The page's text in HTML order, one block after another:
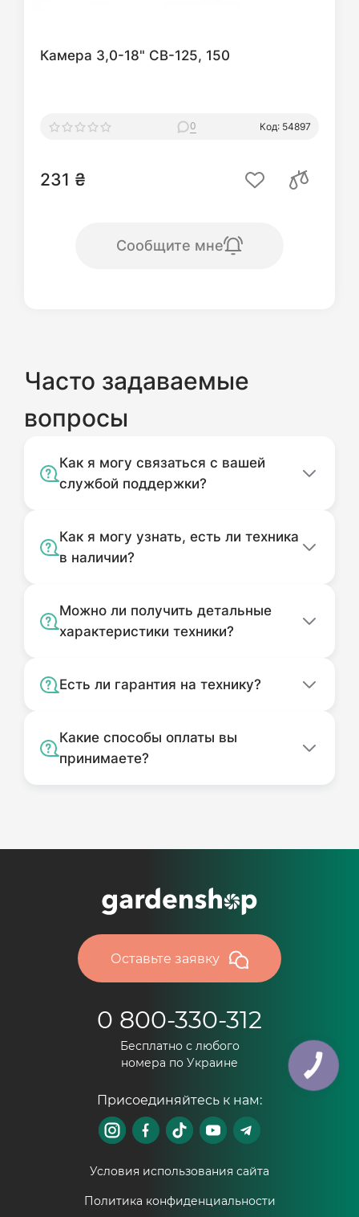
Камера 3,0-18" СВ-125, 150
0 Код: 54897
231 ₴
Сообщите мне
Часто задаваемые
вопросы
Как я могу связаться с вашей
службой поддержки?
Как я могу узнать, есть ли техника
в наличии?
Можно ли получить детальные
характеристики техники?
Есть ли гарантия на технику?
Какие способы оплаты вы
принимаете?
Оставьте заявку
0 800-330-312
Бесплатно с любого
номера по Украине
Присоединяйтесь к нам:
Условия использования сайта
Политика конфиденциальности
КНОПКА
ЗВ'ЯЗКУ